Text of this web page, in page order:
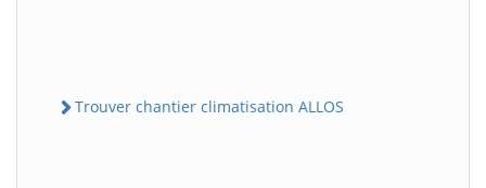
Trouver chantier climatisation ALLOS